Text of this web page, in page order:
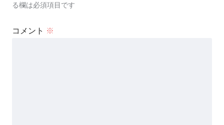
る欄は必須項目です
コメント ※